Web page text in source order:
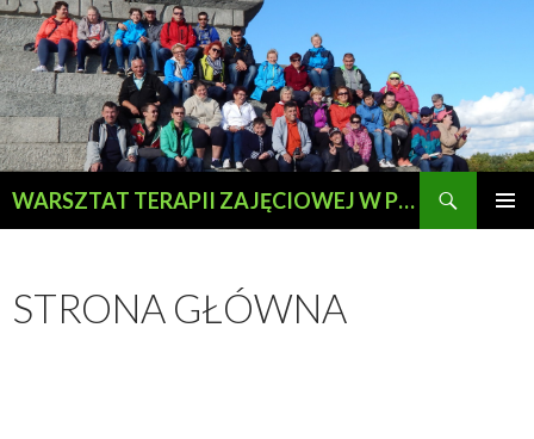
WARSZTAT TERAPII ZAJĘCIOWEJ W PRZEWOZIE
STRONA GŁÓWNA